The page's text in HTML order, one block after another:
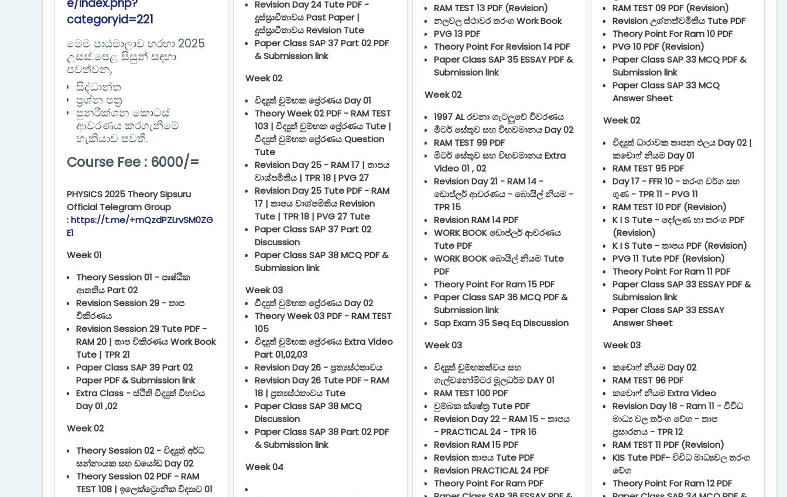
e/index.php?
categoryid=221
මෙම පාඨමාලාව හරහා 2025
උසස්.පෙළ සිසුන් සඳහා
පවත්වන,
සිද්ධාන්ත
ප්‍රශ්න පත්‍ර
පුනරීක්ශන කොටස්
ආවරණය කරගැනීමේ
හැකියාව පවතී.
Course Fee : 6000/=
PHYSICS 2025 Theory Sipsuru
Official Telegram Group
:https://t.me/+mQzdPZLrvSM0ZG
E1
Week 01
Theory Session 01 - පෘෂ්ඨික
ආතතිය Part 02
Revision Session 29 - තාප
විකිරණය
Revision Session 29 Tute PDF -
RAM 20 | තාප විකිරණය Work Book
Tute | TPR 21
Paper Class SAP 39 Part 02
Paper PDF & Submission link
Extra Class - ස්ථිති විද්‍යුත් විභවය
Day 01 ,02
Week 02
Theory Session 02 - විද්‍යුත් අර්ධ
සන්නායක සහ ඩයෝඩ Day 02
Theory Session 02 PDF - RAM
TEST 108 | ඉලෙක්ට්‍රොනික විද්‍යාව 01
Revision Day 24 Tute PDF -
දුස්ස්‍රාවීතාවය Past Paper |
දුස්ස්‍රාවීතාවය Revision Tute
Paper Class SAP 37 Part 02 PDF
& Submission link
Week 02
විද්‍යුත් චුම්භක ප්‍රේරණය Day 01
Theory Week 02 PDF - RAM TEST
103 | විද්‍යුත් චුම්භක ප්‍රේරණය Tute |
විද්‍යුත් චුම්භක ප්‍රේරණය Question
Tute
Revision Day 25 - RAM 17 | තාපය
වාශ්පමිතිය | TPR 18 | PVG 27
Revision Day 25 Tute PDF - RAM
17 | තාපය වාශ්පමිතිය Revision
Tute | TPR 18 | PVG 27 Tute
Paper Class SAP 37 Part 02
Discussion
Paper Class SAP 38 MCQ PDF &
Submission link
Week 03
විද්‍යුත් චුම්භක ප්‍රේරණය Day 02
Theory Week 03 PDF - RAM TEST
105
විද්‍යුත් චුම්භක ප්‍රේරණය Extra Video
Part 01,02,03
Revision Day 26 - ප්‍රත්‍යස්ථතාවය
Revision Day 26 Tute PDF - RAM
18 | ප්‍රත්‍යස්ථතාවය Tute
Paper Class SAP 38 MCQ
Discussion
Paper Class SAP 38 Part 02 PDF
& Submission link
Week 04
RAM TEST 13 PDF (Revision)
නලවල ස්ථාවර තරංග Work Book
PVG 13 PDF
Theory Point For Revision 14 PDF
Paper Class SAP 35 ESSAY PDF &
Submission link
Week 02
1997 AL රචනා ගැටලුවේ විවරණය
මීටර් සේතුව සහ විභවමානය Day 02
RAM TEST 99 PDF
මීටර් සේතුව සහ විභවමානය Extra
Video 01 , 02
Revision Day 21 - RAM 14 -
ඩොප්ලර් ආචරණය - බොයිල් නියම -
TPR 15
Revision RAM 14 PDF
WORK BOOK ඩොප්ලර් ආචරණය
Tute PDF
WORK BOOK බොයිල් නියම Tute
PDF
Theory Point For Ram 15 PDF
Paper Class SAP 36 MCQ PDF &
Submission link
Sap Exam 35 Seq Eq Discussion
Week 03
විද්‍යුත් චුම්භකත්වය සහ
ගැල්වනෝමිටර මූලධර්ම DAY 01
RAM TEST 100 PDF
චුම්බක ක්ෂේත්‍ර Tute PDF
Revision Day 22 - RAM 15 - තාපය
- PRACTICAL 24 - TPR 16
Revision RAM 15 PDF
Revision තාපය Tute PDF
Revision PRACTICAL 24 PDF
Theory Point For Ram PDF
RAM TEST 09 PDF (Revision)
Revision උශ්නත්වමිතිය Tute PDF
Theory Point For Ram 10 PDF
PVG 10 PDF (Revision)
Paper Class SAP 33 MCQ PDF &
Submission link
Paper Class SAP 33 MCQ
Answer Sheet
Week 02
විද්‍යුත් ධාරාවක තාපන ඵලය Day 02 |
කචොෆ් නියම Day 01
RAM TEST 95 PDF
Day 17 - FFR 10 - තරංග වර්ග සහ
ගුණ - TPR 11 - PVG 11
RAM TEST 10 PDF (Revision)
K I S Tute - දෝලණ හා තරංග PDF
(Revision)
K I S Tute - තාපය PDF (Revision)
PVG 11 Tute PDF (Revision)
Theory Point For Ram 11 PDF
Paper Class SAP 33 ESSAY PDF &
Submission link
Paper Class SAP 33 ESSAY
Answer Sheet
Week 03
කචොෆ් නියම Day 02
RAM TEST 96 PDF
කචොෆ් නියම Extra Video
Revision Day 18 - Ram 11 - විවිධ
මාධ්‍ය වල තර්ංග වේග - තාප
ප්‍රසාරනය - TPR 12
RAM TEST 11 PDF (Revision)
KIS Tute PDF- විවිධ මාධ්‍යවල තරංග
වේග
Theory Point For Ram 12 PDF